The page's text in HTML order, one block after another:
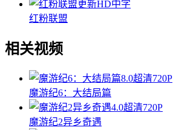
更新HD中字
红粉联盟
相关视频
8.0超清720P
魔游纪6：大结局篇
4.0超清720P
魔游纪2异乡奇遇